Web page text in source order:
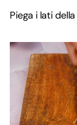
Piega i lati